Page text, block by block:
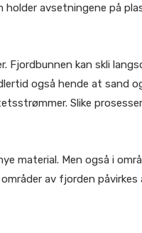
avsetningene på
kan skli
også hende at sand
Slike
Men også i
av fjorden påvirkes